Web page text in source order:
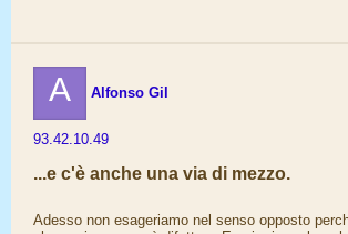
A Alfonso Gil
93.42.10.49
...e c'è anche una via di mezzo.
Adesso non esageriamo nel senso opposto